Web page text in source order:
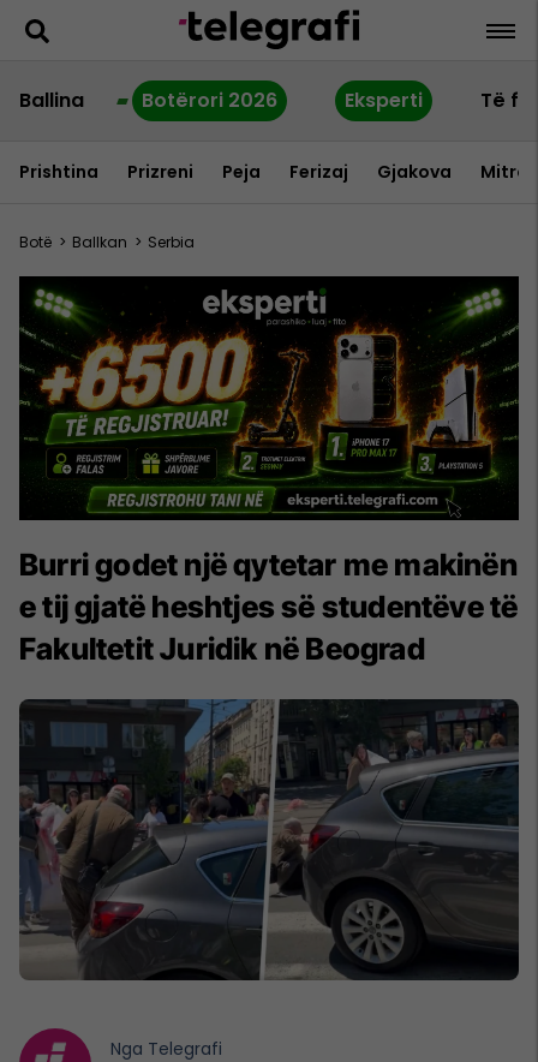
Ballina Botërori 2026 Eksperti Të
Prishtina Prizreni Peja Ferizaj Gjakova
Botë > Ballkan > Serbia
Burri godet një qytetar me makinën
e tij gjatë heshtjes së studentëve të
Fakultetit Juridik në Beograd
Nga Telegrafi